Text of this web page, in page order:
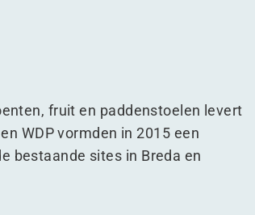
fruit en paddenstoelen levert
WDP vormden in 2015 een
bestaande sites in Breda en